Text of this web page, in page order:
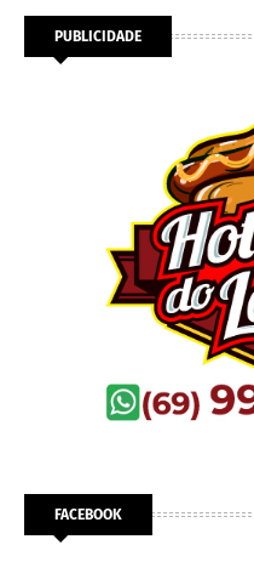
PUBLICIDADE
FACEBOOK